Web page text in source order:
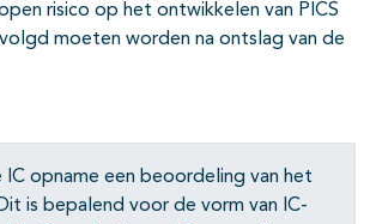
risico op het ontwikkelen van PICS
moeten worden na ontslag van de
IC opname een beoordeling van het
is bepalend voor de vorm van IC-